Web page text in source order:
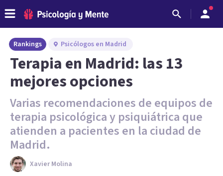
Rankings Psicólogos en Madrid
Terapia en Madrid: las 13
mejores opciones
Varias recomendaciones de equipos de
terapia psicológica y psiquiátrica que
atienden a pacientes en la ciudad de
Madrid.
Xavier Molina